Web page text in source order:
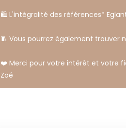
🛍️ L'intégralité des références*
🧵 Vous pourrez également trouver
❤️ Merci pour votre intérêt et votre
Zoé